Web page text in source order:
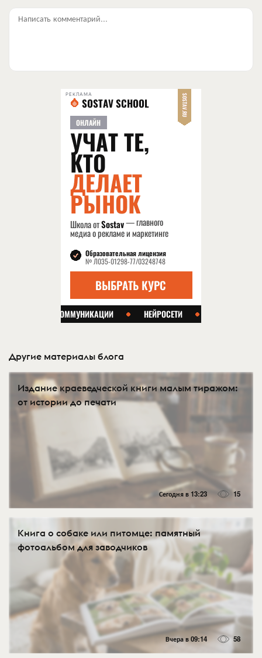
Написать комментарий...
РЕКЛАМА
Другие материалы блога
Издание краеведческой книги малым тиражом:
от истории до печати
Сегодня в 13:23 15
Книга о собаке или питомце: памятный
фотоальбом для заводчиков
Вчера в 09:14 58